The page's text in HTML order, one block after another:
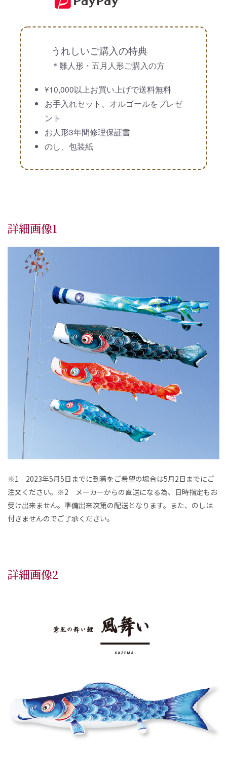
うれしいご購入の特典
＊雛人形・五月人形ご購入の方
¥10,000以上お買い上げで送料無料
お手入れセット、オルゴールをプレゼ
ント
お人形3年間修理保証書
のし、包装紙
詳細画像1
※1 2023年5月5日までに到着をご希望の場合は5月2日までにご
注文ください。※2 メーカーからの直送になる為、日時指定もお
受け出来ません。準備出来次第の配送となります。また、のしは
付きませんのでご了承ください。
詳細画像2